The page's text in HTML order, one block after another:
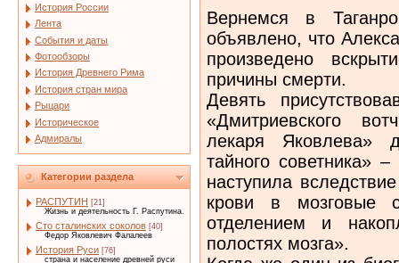
История России
Лента
События и даты
Фотообзоры
История Древнего Рима
История стран мира
Рыцари
Историческое
Адмиралы
Категории раздела
РАСПУТИН [21]
Жизнь и деятельность Г. Распутина.
Сто сталинских соколов [40]
Федор Яковлевич Фалалеев
История Руси [76]
страна и население древней руси
Вернемся в
объявлено, что
произведено
причины смерти.
Девять
«Дмитриевского
лекаря Яковлева»
тайного советника»
наступила
крови в мозговые
отделением и
полостях мозга».